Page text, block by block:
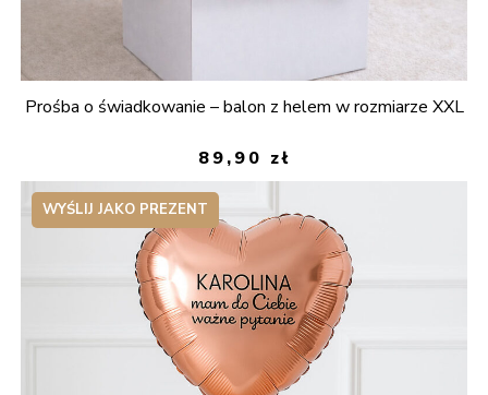
Prośba o świadkowanie – balon z helem w rozmiarze XXL
89,90 zł
WYŚLIJ JAKO PREZENT